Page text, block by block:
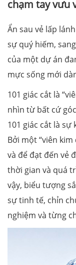
chạm tay vưu
Ẩn sau vẻ lấp
sự quý hiếm,
của một dự án
mực sống mới
101 giác cắt là
nhìn từ bất cứ
101 giác cắt là
Bởi một “viên
và để đạt đến vẻ
thời gian và quá
vậy, biểu tượng
sự tinh tế, chỉn
nghiệm và từng